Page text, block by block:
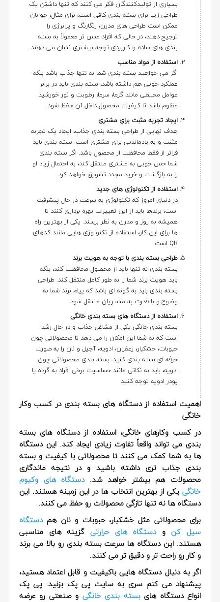
بسیاری از تولیدکنندگان فکر می کنند که تنها داشتن یک
طراحی زیبا برای بسته بندی کافی است، برای مثال، جوانان
ممکن است طراحی های مدرن، رنگارنگ و پرانرژی را
ترجیح دهند، در حالی که افراد مسن تر معمولاً به بسته
بندی های ساده و کاربردی توجه بیشتری نشان می دهند.
استفاده از مواد مناسب
اگر می خواهید بسته بندی شما نه تنها جذاب باشد بلکه
عملکرد خوبی هم داشته باشد، بسته بندی باید در برابر
عوامل محیطی مانند گرما، سرما، رطوبت و نور خورشید
مقاوم باشد تا کیفیت محصول داخل آن حفظ شود.
ایجاد تجربه مثبت برای مشتری
هدف نهایی از طراحی بسته بندی جذاب، ایجاد یک تجربه
مثبت و به یادماندنی برای مشتری است. بسته بندی باید
فراتر از فقط محافظت از محصول باشد. اگر بسته بندی
شما حس خوبی به مشتری منتقل کند، به احتمال زیاد او
را به بازگشت و خرید مجدد تشویق خواهد کرد.
استفاده از تکنولوژی های جدید
در دنیای امروز که تکنولوژی به سرعت در حال پیشرفت
است، برندها باید از این تغییرات بهره برداری کنند تا
همیشه به روز و مدرن به نظر برسند. یکی از بهترین راه
ها برای این کار، استفاده از تکنولوژی هایی مانند کدهای
QR است.
طراحی بسته بندی با توجه به هویت برند
بسته بندی نه تنها باید از محصول محافظت کند، بلکه
باید هویت برند شما را به طور کامل منتقل کند. طراحی
بسته بندی باید به گونه ای باشد که پیام برند شما به
وضوح و با قدرت به مشتریان منتقل شود.
استفاده از دستگاه های بسته بندی خانگی
بسته بندی خانگی یکی از مشاغل جذاب و در حال رشد
است که به شما این امکان را می دهد تا محصولاتی چون
حبوبات، خشکبار، زعفران، ادویه، آجیل و نان را به صورت
حرفه ای بسته بندی کنید. بسته بندی محصولاتی چون
ادویه، باید به نکاتی مانند حساسیت برخی افراد به گرده یا
پودر ادویه توجه کنید.
اهمیت استفاده از دستگاه های بسته بندی در کسب وکار
خانگی
در کسب وکارهای خانگی، استفاده از دستگاه های بسته
بندی می تواند واقعاً تفاوت زیادی ایجاد کند. این دستگاه
ها به شما کمک می کنند تا محصولاتی با کیفیت و بسته
بندی جذاب تری داشته باشید و در نتیجه ماندگاری
محصولات هم بیشتر خواهد شد.دستگاه های وکیوم
خانگییکی از بهترین انتخاب ها در این زمینه هستند. این
دستگاه ها نه تنها تازگی محصولات رو حفظ می کنند.
برای محصولاتی مثل خشکبار، حبوبات و نان همدستگاه
سیل کن ودستگاه های حرارتی گزینه های مناسبی
هستند. این دستگاه ها سرعت بسته بندی رو بالا می برند
و کار رو راحت تر و دقیق تر می کنند.
اگر به دنبال دستگاه هایی باکیفیت و قابل اعتماد هستید،
پیشنهاد می کنم سری به سایت پی پک بزنید.پی پک
انواع دستگاه هایبسته بندی خانگی و صنعتی رو عرضه